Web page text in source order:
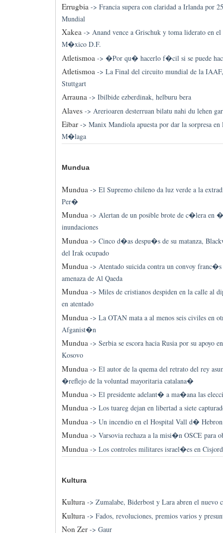
Errugbia -> Francia supera con claridad a Irlanda por
Mundial
Xakea-> Anand vence a Grischuk y toma liderato en
M�xico D.F.
Atletismoa -> �Por qu� hacerlo f�cil si se puede
Atletismoa-> La Final del circuito mundial de la IAAF,
Stuttgart
Arrauna-> Ibilbide ezberdinak, helburu bera
Alaves-> Arerioaren desterruan bilatu nahi du lehen
Eibar-> Manix Mandiola apuesta por dar la sorpresa
M�laga
Mundua
Mundua-> El Supremo chileno da luz verde a la
Per�
Mundua-> Alertan de un posible brote de c�lera en
inundaciones
Mundua -> Cinco d�as despu�s de su matanza,
del Irak ocupado
Mundua-> Atentado suicida contra un convoy
amenaza de Al Qaeda
Mundua-> Miles de cristianos despiden en la calle al
en atentado
Mundua-> La OTAN mata a al menos seis civiles en
Afganist�n
Mundua-> Serbia se escora hacia Rusia por su apoyo
Kosovo
Mundua -> El autor de la quema del retrato del rey
�reflejo de la voluntad mayoritaria catalana�
Mundua-> El presidente adelant� a ma�ana las
Mundua-> Los tuareg dejan en libertad a siete
Mundua -> Un incendio en el Hospital Vall d� Hebron
Mundua-> Varsovia rechaza a la misi�n OSCE para
Mundua -> Los controles militares israel�es en
Kultura
Kultura-> Zumalabe, Biderbost y Lara abren el nuevo
Kultura -> Fados, revoluciones, premios varios y
Non Zer-> Gaur